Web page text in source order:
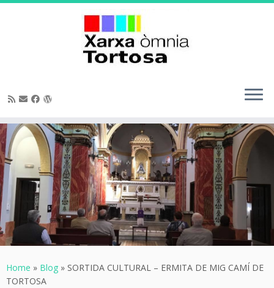
Skip
to
content
Home » Blog » SORTIDA CULTURAL – ERMITA DE MIG CAMÍ DE
TORTOSA